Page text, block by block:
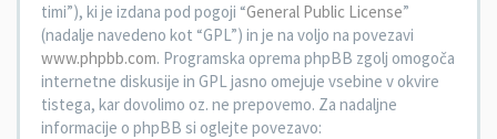
timi”), ki je izdana pod pogoji “General Public License”
(nadalje navedeno kot “GPL”) in je na voljo na povezavi
www.phpbb.com. Programska oprema phpBB zgolj omogoča
internetne diskusije in GPL jasno omejuje vsebine v okvire
tistega, kar dovolimo oz. ne prepovemo. Za nadaljne
informacije o phpBB si oglejte povezavo: